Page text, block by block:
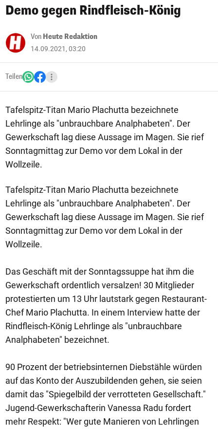
Demo gegen Rindfleisch-König
Von Heute Redaktion
14.09.2021, 03:20
Teilen
Tafelspitz-Titan Mario Plachutta bezeichnete
Lehrlinge als "unbrauchbare Analphabeten". Der
Gewerkschaft lag diese Aussage im Magen. Sie rief
Sonntagmittag zur Demo vor dem Lokal in der
Wollzeile.
Tafelspitz-Titan Mario Plachutta bezeichnete
Lehrlinge als "unbrauchbare Analphabeten". Der
Gewerkschaft lag diese Aussage im Magen. Sie rief
Sonntagmittag zur Demo vor dem Lokal in der
Wollzeile.
Das Geschäft mit der Sonntagssuppe hat ihm die
Gewerkschaft ordentlich versalzen! 30 Mitglieder
protestierten um 13 Uhr lautstark gegen Restaurant-
Chef Mario Plachutta. In einem Interview hatte der
Rindfleisch-König Lehrlinge als "unbrauchbare
Analphabeten" bezeichnet.
90 Prozent der betriebsinternen Diebstähle würden
auf das Konto der Auszubildenden gehen, sie seien
damit das "Spiegelbild der verrotteten Gesellschaft."
Jugend-Gewerkschafterin Vanessa Radu fordert
mehr Respekt: "Wer gute Manieren von Lehrlingen